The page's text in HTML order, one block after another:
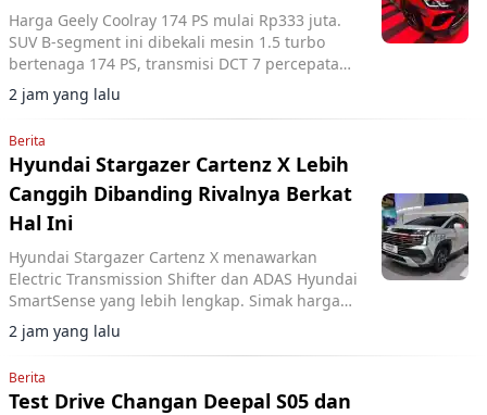
Harga Geely Coolray 174 PS mulai Rp333 juta.
SUV B-segment ini dibekali mesin 1.5 turbo
bertenaga 174 PS, transmisi DCT 7 percepatan,
akselerasi 0-100 km/jam dalam 7,6 detik, serta
ADAS Level 2.
2 jam yang lalu
Berita
Hyundai Stargazer Cartenz X Lebih
Canggih Dibanding Rivalnya Berkat
Hal Ini
Hyundai Stargazer Cartenz X menawarkan
Electric Transmission Shifter dan ADAS Hyundai
SmartSense yang lebih lengkap. Simak harga
Hyundai Stargazer Cartenz X terbaru mulai
Rp350 juta di artikel ini.
2 jam yang lalu
Berita
Test Drive Changan Deepal S05 dan